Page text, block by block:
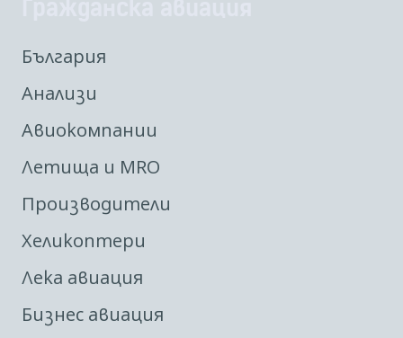
България
Анализи
Авиокомпании
Летища и MRO
Производители
Хеликоптери
Лека авиация
Бизнес авиация